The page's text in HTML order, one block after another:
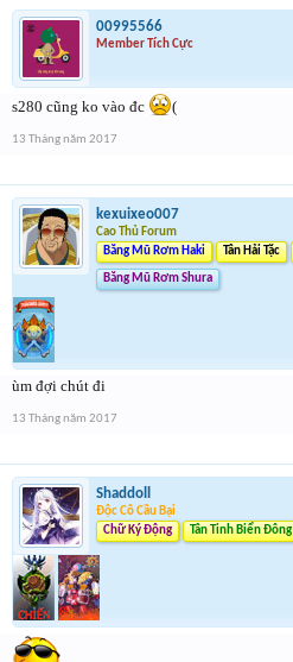
00995566
Member Tích Cực
s280 cũng ko vào đc (
13 Tháng năm 2017
kexuixeo007
Cao Thủ Forum
Băng Mũ Rơm Haki
Tân Hải Tặc
Băng Mũ Rơm Shura
ùm đợi chút đi
13 Tháng năm 2017
Shaddoll
Độc Cô Cầu Bại
Chữ Ký Động
Tân Tinh Biển Đông